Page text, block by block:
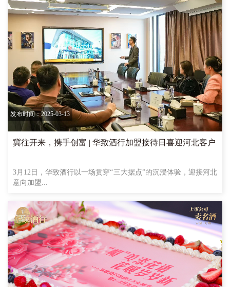
发布时间：2025-03-13
冀往开来，携手创富 | 华致酒行加盟接待日喜迎河北客户
3月12日，华致酒行以一场贯穿“三大据点”的沉浸体验，迎接河北
意向加盟...